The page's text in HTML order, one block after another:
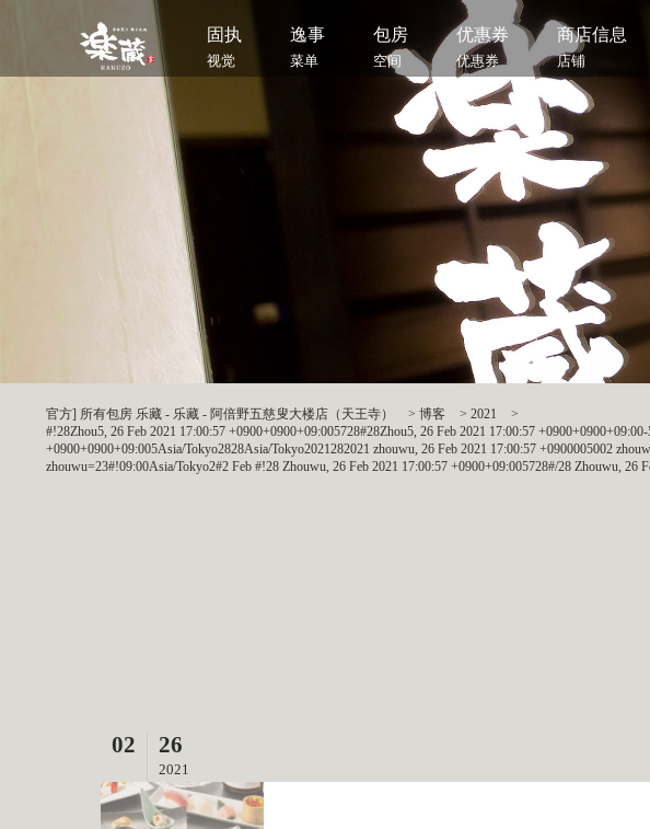
固执
视觉
逸事
菜单
包房
空间
优惠券
优惠券
商店信息
店铺
官方] 所有包房 乐藏 - 乐藏 - 阿倍野五慈叟大楼店（天王寺） > 博客 > 2021
>
#!28Zhou5, 26 Feb 2021 17:00:57 +0900+0900+09:005728#28Zhou5, 26 Feb 2021 17:00:57
+0900+0900+09:005Asia/Tokyo2828Asia/Tokyo2021282021 zhouwu, 26 Feb 2021 17:00:57 +0900005002
zhouwu=23#!09:00Asia/Tokyo2#2 Feb #!28 Zhouwu, 26 Feb 2021 17:00:57 +0900+09:005728#/28 Zhouwu,
02 26
2021